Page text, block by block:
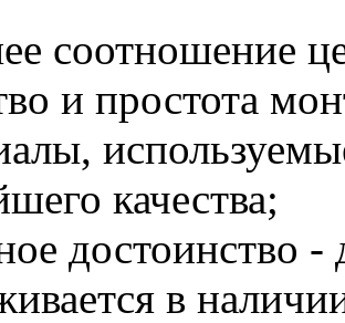
соотношение
и простота
качества;
достоинство
в